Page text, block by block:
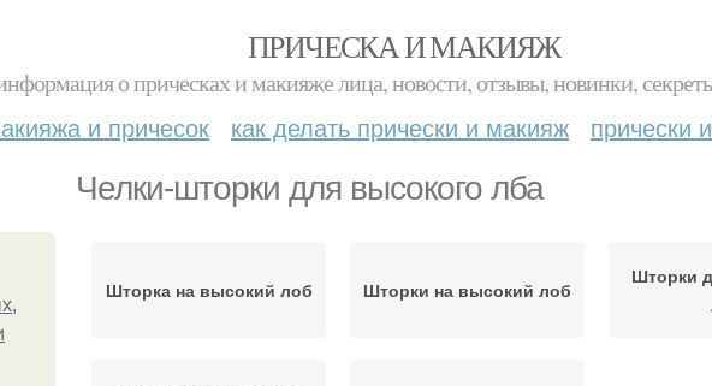
ПРИЧЕСКА И МАКИЯЖ
о прическах и макияже лица, новости, отзывы, новинки,
и причесок как делать прически и макияж прически
Челки-шторки для высокого лба
Шторка на высокий лоб Шторки на высокий лоб
Шторки